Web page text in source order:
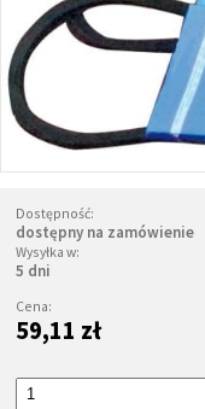
Dostępność:
dostępny na zamówienie
Wysyłka w:
5 dni
Cena:
59,11 zł